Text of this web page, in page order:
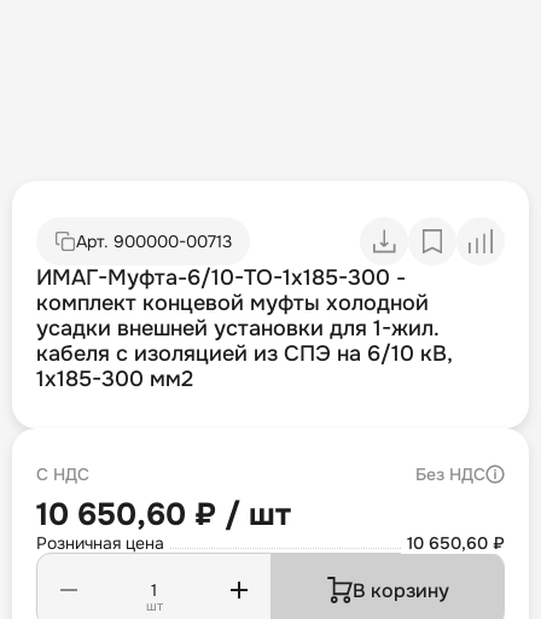
Арт. 900000-00713
ИМАГ-Муфта-6/10-TO-1х185-300 -
комплект концевой муфты холодной
усадки внешней установки для 1-жил.
кабеля с изоляцией из СПЭ на 6/10 кВ,
1х185-300 мм2
С НДС Без НДС
10 650,60 ₽ / шт
Розничная цена 10 650,60 ₽
шт
В корзину